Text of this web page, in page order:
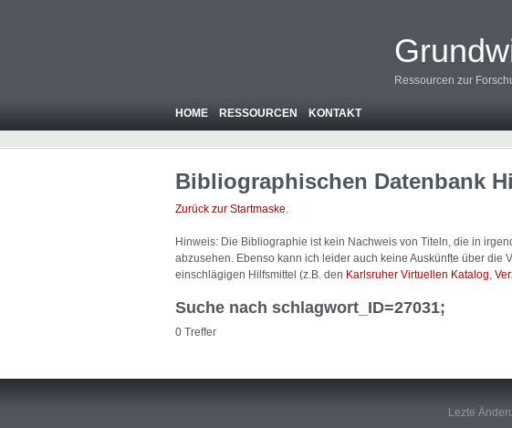
Ressourcen zur
HOME RESSOURCEN KONTAKT
Bibliographischen Datenbank
Zurück zur Startmaske.
Hinweis: Die Bibliographie ist kein Nachweis von Titeln, die in
abzusehen. Ebenso kann ich leider auch keine Auskünfte über die
einschlägigen Hilfsmittel (z.B. den Karlsruher Virtuellen Katalog
Suche nach schlagwort_ID=27031;
0 Treffer
Lezte